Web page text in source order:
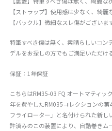
【ストラップ】使用感は少なく、綺麗
【バックル】微細なスレ傷がございます
特筆すべき傷は無く、素晴らしいコン
デルをお探しの方でもご満足いただけ
保証：1年保証
こちらはRM35-03 FQ オートマティッ
年を費やしたRM035コレクションの
フライローター」と名付けられた新
許済みのこの装置により、自動巻きム